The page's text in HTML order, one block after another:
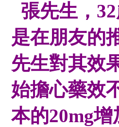
張先生，
是在朋友的
先生對其效
始擔心藥效
本的20mg增